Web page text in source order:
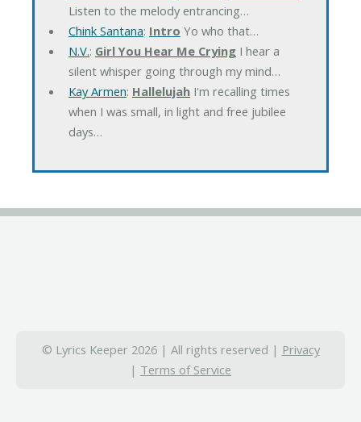
Listen to the melody entrancing…
Chink Santana: Intro Yo who that…
N.V.: Girl You Hear Me CryingI hear a
silent whisper going through my mind…
Kay Armen: HallelujahI'm recalling times
when I was small, in light and free jubilee
days…
© Lyrics Keeper 2026 | All rights reserved | Privacy
| Terms of Service